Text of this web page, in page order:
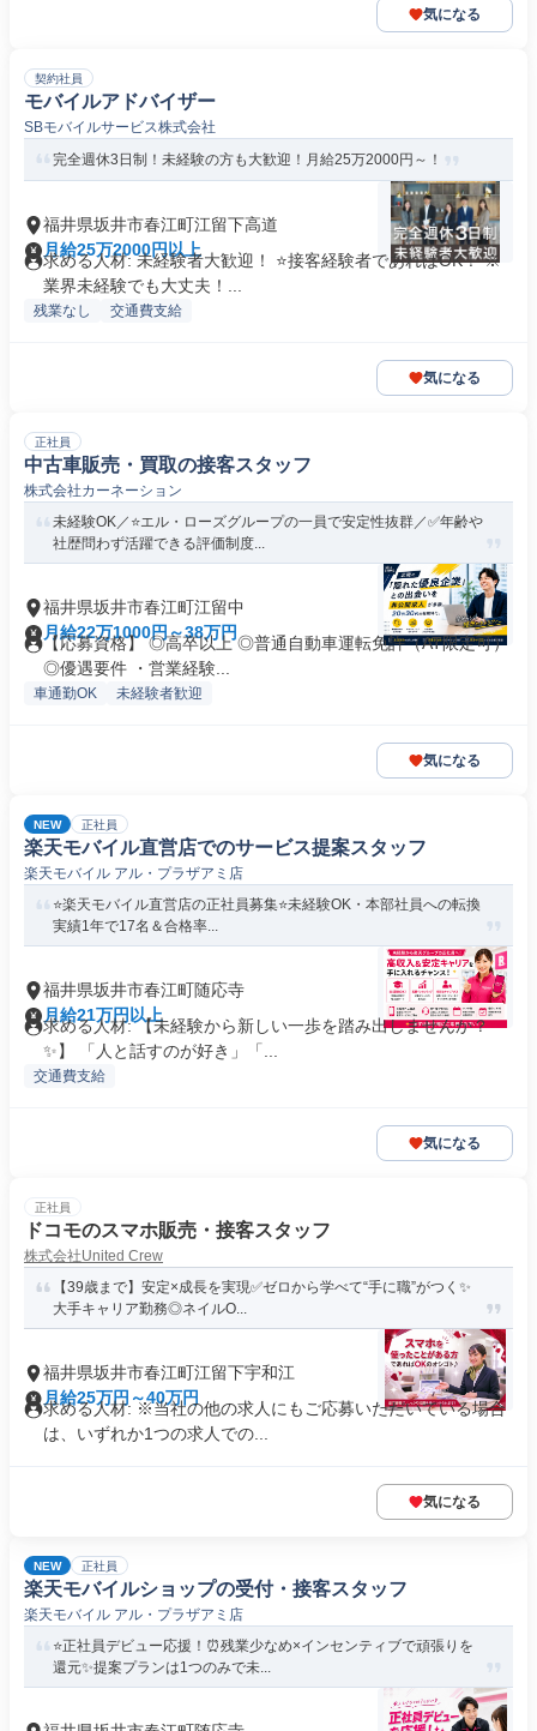
気になる
契約社員
モバイルアドバイザー
SBモバイルサービス株式会社
完全週休3日制！未経験の方も大歓迎！月給25万2000円～！
福井県坂井市春江町江留下高道
月給25万2000円以上
求める人材: 未経験者大歓迎！ ⭐接客経験者であればOK！ ※
業界未経験でも大丈夫！...
残業なし 交通費支給
気になる
正社員
中古車販売・買取の接客スタッフ
株式会社カーネーション
未経験OK／⭐エル・ローズグループの一員で安定性抜群／✅年齢や
社歴問わず活躍できる評価制度...
福井県坂井市春江町江留中
月給22万1000円～38万円
【応募資格】 ◎高卒以上 ◎普通自動車運転免許（AT限定可）
◎優遇要件 ・営業経験...
車通勤OK 未経験者歓迎
気になる
NEW 正社員
楽天モバイル直営店でのサービス提案スタッフ
楽天モバイル アル・プラザアミ店
⭐️楽天モバイル直営店の正社員募集⭐️未経験OK・本部社員への転換
実績1年で17名＆合格率...
福井県坂井市春江町随応寺
月給21万円以上
求める人材: 【未経験から新しい一歩を踏み出しませんか？
✨】 「人と話すのが好き」「...
交通費支給
気になる
正社員
ドコモのスマホ販売・接客スタッフ
株式会社United Crew
【39歳まで】安定×成長を実現✅ゼロから学べて“手に職”がつく✨
大手キャリア勤務◎ネイルO...
福井県坂井市春江町江留下宇和江
月給25万円～40万円
求める人材: ※当社の他の求人にもご応募いただいている場合
は、いずれか1つの求人での...
気になる
NEW 正社員
楽天モバイルショップの受付・接客スタッフ
楽天モバイル アル・プラザアミ店
⭐正社員デビュー応援！⏰残業少なめ×インセンティブで頑張りを
還元✨提案プランは1つのみで未...